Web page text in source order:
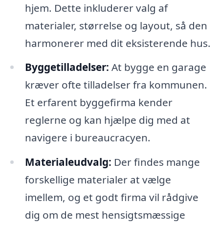
hjem. Dette inkluderer valg af
materialer, størrelse og layout, så den
harmonerer med dit eksisterende hus.
Byggetilladelser: At bygge en garage
kræver ofte tilladelser fra kommunen.
Et erfarent byggefirma kender
reglerne og kan hjælpe dig med at
navigere i bureaucracyen.
Materialeudvalg: Der findes mange
forskellige materialer at vælge
imellem, og et godt firma vil rådgive
dig om de mest hensigtsmæssige